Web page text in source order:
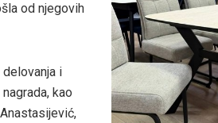
od njegovih
i
kao